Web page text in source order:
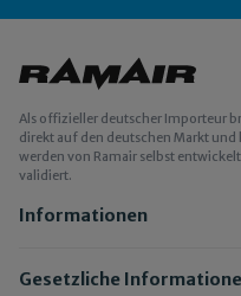
Als offizieller deutscher Importeur
direkt auf den deutschen Markt
werden von Ramair selbst
validiert.
Informationen
Gesetzliche